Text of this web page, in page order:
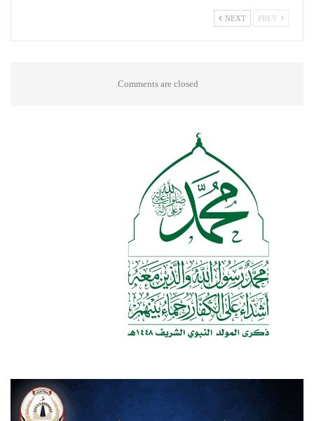
NEXT
Comments are closed.